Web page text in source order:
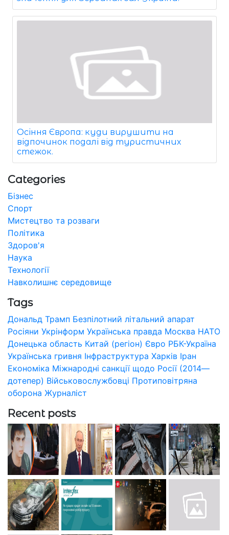
Осіння Європа: куди вирушити на
відпочинок подалі від туристичних
стежок.
Categories
Бізнес
Спорт
Мистецтво та розваги
Політика
Здоров'я
Наука
Технології
Навколишнє середовище
Tags
Дональд Трамп Безпілотний літальний апарат
Росіяни Укрінформ Українська правда Москва НАТО
Донецька область Китай (регіон) Євро РБК-Україна
Українська гривня Інфраструктура Харків Іран
Економіка Міжнародні санкції щодо Росії (2014—
дотепер) Військовослужбовці Протиповітряна
оборона Журналіст
Recent posts